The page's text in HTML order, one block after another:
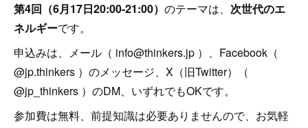
第4回（6月17日20:00-21:00） のテーマは、 次世代のエ
ネルギーです。
申込みは、メール（ info@thinkers.jp ）、Facebook（
@jp.thinkers ）のメッセージ、X（旧Twitter）（
@jp_thinkers ）のDM、いずれでもOKです。
参加費は無料、前提知識は必要ありませんので、お気軽